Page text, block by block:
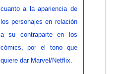
cuanto a la apariencia de
los personajes en relación
a su contraparte en los
cómics, por el tono que
quiere dar Marvel/Netflix.